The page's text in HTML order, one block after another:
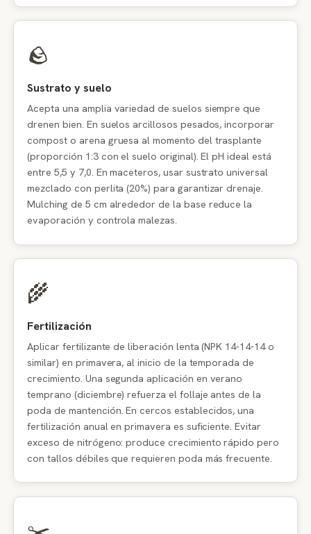
🪨
Sustrato y suelo
Acepta una amplia variedad de suelos siempre que
drenen bien. En suelos arcillosos pesados, incorporar
compost o arena gruesa al momento del trasplante
(proporción 1:3 con el suelo original). El pH ideal está
entre 5,5 y 7,0. En maceteros, usar sustrato universal
mezclado con perlita (20%) para garantizar drenaje.
Mulching de 5 cm alrededor de la base reduce la
evaporación y controla malezas.
🌾
Fertilización
Aplicar fertilizante de liberación lenta (NPK 14-14-14 o
similar) en primavera, al inicio de la temporada de
crecimiento. Una segunda aplicación en verano
temprano (diciembre) refuerza el follaje antes de la
poda de mantención. En cercos establecidos, una
fertilización anual en primavera es suficiente. Evitar
exceso de nitrógeno: produce crecimiento rápido pero
con tallos débiles que requieren poda más frecuente.